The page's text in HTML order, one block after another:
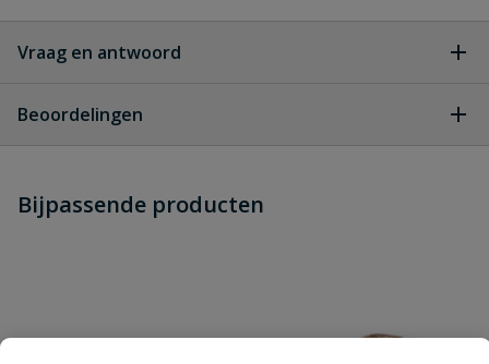
Vraag en antwoord
dit product?
Beoordelingen
Schrijf zelf een beoordeling
Bijpassende producten